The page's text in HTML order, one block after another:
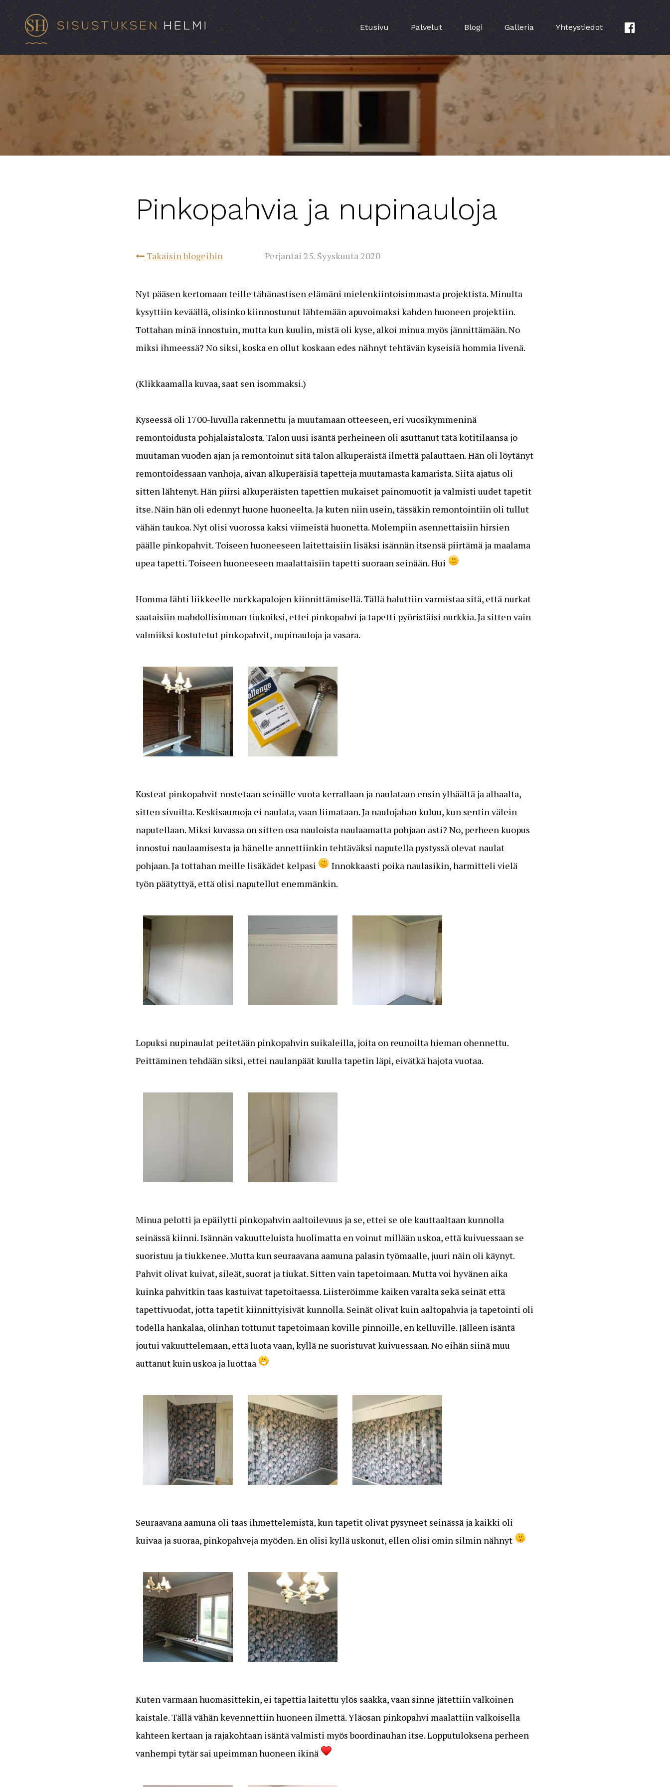
Etusivu Palvelut Blogi Galleria Yhteystiedot
Pinkopahvia ja nupinauloja
Takaisin blogeihin Perjantai 25. Syyskuuta 2020
Nyt pääsen kertomaan teille tähänastisen elämäni mielenkiintoisimmasta projektista. Minulta
kysyttiin keväällä, olisinko kiinnostunut lähtemään apuvoimaksi kahden huoneen projektiin.
Tottahan minä innostuin, mutta kun kuulin, mistä oli kyse, alkoi minua myös jännittämään. No
miksi ihmeessä? No siksi, koska en ollut koskaan edes nähnyt tehtävän kyseisiä hommia livenä.
(Klikkaamalla kuvaa, saat sen isommaksi.)
Kyseessä oli 1700-luvulla rakennettu ja muutamaan otteeseen, eri vuosikymmeninä
remontoidusta pohjalaistalosta. Talon uusi isäntä perheineen oli asuttanut tätä kotitilaansa jo
muutaman vuoden ajan ja remontoinut sitä talon alkuperäistä ilmettä palauttaen. Hän oli löytänyt
remontoidessaan vanhoja, aivan alkuperäisiä tapetteja muutamasta kamarista. Siitä ajatus oli
sitten lähtenyt. Hän piirsi alkuperäisten tapettien mukaiset painomuotit ja valmisti uudet tapetit
itse. Näin hän oli edennyt huone huoneelta. Ja kuten niin usein, tässäkin remontointiin oli tullut
vähän taukoa. Nyt olisi vuorossa kaksi viimeistä huonetta. Molempiin asennettaisiin hirsien
päälle pinkopahvit. Toiseen huoneeseen laitettaisiin lisäksi isännän itsensä piirtämä ja maalama
upea tapetti. Toiseen huoneeseen maalattaisiin tapetti suoraan seinään. Hui
Homma lähti liikkeelle nurkkapalojen kiinnittämisellä. Tällä haluttiin varmistaa sitä, että nurkat
saataisiin mahdollisimman tiukoiksi, ettei pinkopahvi ja tapetti pyöristäisi nurkkia. Ja sitten vain
valmiiksi kostutetut pinkopahvit, nupinauloja ja vasara.
Kosteat pinkopahvit nostetaan seinälle vuota kerrallaan ja naulataan ensin ylhäältä ja alhaalta,
sitten sivuilta. Keskisaumoja ei naulata, vaan liimataan. Ja naulojahan kuluu, kun sentin välein
naputellaan. Miksi kuvassa on sitten osa nauloista naulaamatta pohjaan asti? No, perheen kuopus
innostui naulaamisesta ja hänelle annettiinkin tehtäväksi naputella pystyssä olevat naulat
pohjaan. Ja tottahan meille lisäkädet kelpasi
Innokkaasti poika naulasikin, harmitteli vielä
työn päätyttyä, että olisi naputellut enemmänkin.
Lopuksi nupinaulat peitetään pinkopahvin suikaleilla, joita on reunoilta hieman ohennettu.
Peittäminen tehdään siksi, ettei naulanpäät kuulla tapetin läpi, eivätkä hajota vuotaa.
Minua pelotti ja epäilytti pinkopahvin aaltoilevuus ja se, ettei se ole kauttaaltaan kunnolla
seinässä kiinni. Isännän vakuutteluista huolimatta en voinut millään uskoa, että kuivuessaan se
suoristuu ja tiukkenee. Mutta kun seuraavana aamuna palasin työmaalle, juuri näin oli käynyt.
Pahvit olivat kuivat, sileät, suorat ja tiukat. Sitten vain tapetoimaan. Mutta voi hyvänen aika
kuinka pahvitkin taas kastuivat tapetoitaessa. Liisteröimme kaiken varalta sekä seinät että
tapettivuodat, jotta tapetit kiinnittyisivät kunnolla. Seinät olivat kuin aaltopahvia ja tapetointi oli
todella hankalaa, olinhan tottunut tapetoimaan koville pinnoille, en kelluville. Jälleen isäntä
joutui vakuuttelemaan, että luota vaan, kyllä ne suoristuvat kuivuessaan. No eihän siinä muu
auttanut kuin uskoa ja luottaa
Seuraavana aamuna oli taas ihmettelemistä, kun tapetit olivat pysyneet seinässä ja kaikki oli
kuivaa ja suoraa, pinkopahveja myöden. En olisi kyllä uskonut, ellen olisi omin silmin nähnyt
Kuten varmaan huomasittekin, ei tapettia laitettu ylös saakka, vaan sinne jätettiin valkoinen
kaistale. Tällä vähän kevennettiin huoneen ilmettä. Yläosan pinkopahvi maalattiin valkoisella
kahteen kertaan ja rajakohtaan isäntä valmisti myös boordinauhan itse. Lopputuloksena perheen
vanhempi tytär sai upeimman huoneen ikinä